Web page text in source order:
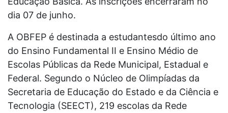
dia 07 de junho.
A OBFEP é destinada a estudantesdo último ano
do Ensino Fundamental II e Ensino Médio de
Escolas Públicas da Rede Municipal, Estadual e
Federal. Segundo o Núcleo de Olimpíadas da
Secretaria de Educação do Estado e da Ciência e
Tecnologia (SEECT), 219 escolas da Rede